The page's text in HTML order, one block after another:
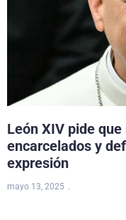
León XIV pide
encarcelados y
expresión
mayo 13, 2025